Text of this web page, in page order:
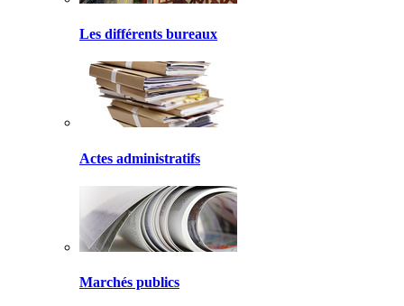
Les différents bureaux
Actes administratifs
Marchés publics